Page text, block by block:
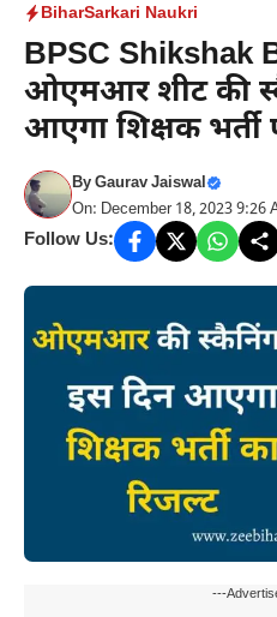
BiharSarkari Naukri
BPSC Shikshak
ओएमआर शीट की
आएगा शिक्षक भर्ती
ByGaurav Jaiswal
On: December 18, 2023 9:26
Follow Us:
---